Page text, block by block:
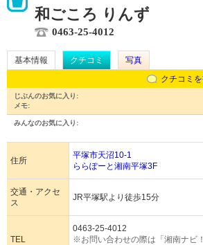
和ごころ りんず
0463-25-4012
基本情報 クチコミ
写真
クチコミを
じぶんのお気に入り:
メモ:
みんなのお気に入り:
住所
平塚市天沼10-1
ららぽーと湘南平塚3F
交通・アクセ
ス
JR平塚駅より徒歩15分
TEL
0463-25-4012
※お問い合わせの際は「湘南ナビ